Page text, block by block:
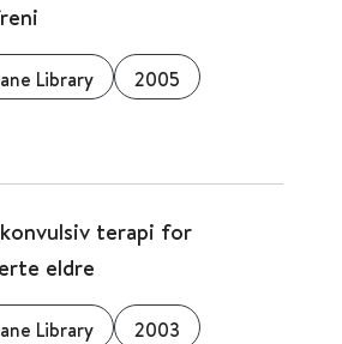
Library 2005
terapi for
eldre
Library 2003